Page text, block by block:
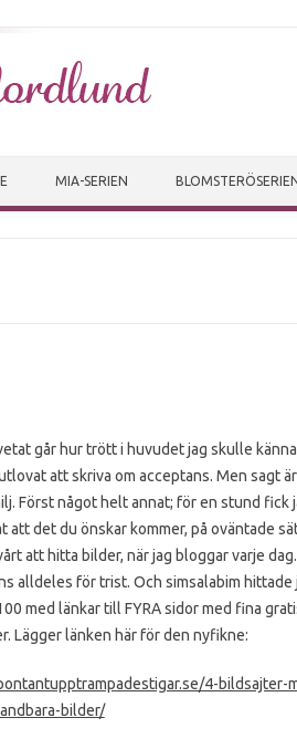
MIA-SERIEN
går hur trött i huvudet jag skulle
att skriva om acceptans. Men sagt
Först något helt annat; för en stund fick
att det du önskar kommer, på oväntade
att hitta bilder, när jag bloggar varje
alldeles för trist. Och simsalabim hittade
med länkar till FYRA sidor med fina
Lägger länken här för den nyfikne:
4-bildsajter-
bilder/